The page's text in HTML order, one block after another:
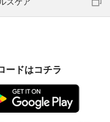
ードはコチラ